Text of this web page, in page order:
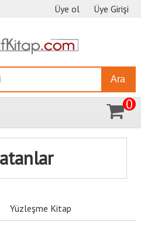
Üye ol Üye Girişi
Ara
0
Yüzleşme Kitap